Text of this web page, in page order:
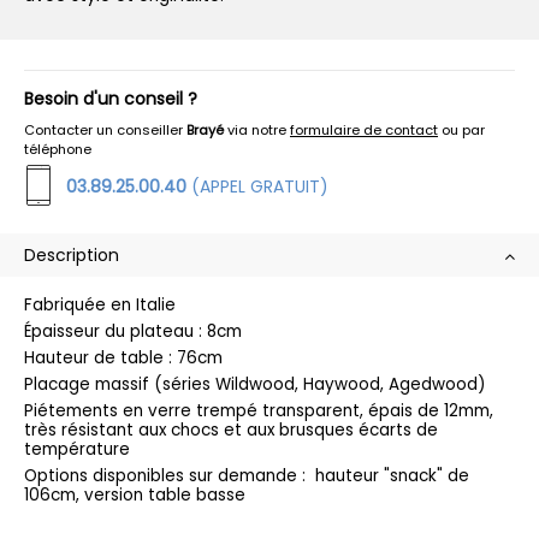
Besoin d'un conseil ?
Contacter un conseillerBrayévia notreformulaire de contact ou par
téléphone
03.89.25.00.40 (APPEL GRATUIT)
Description
Fabriquée en Italie
Épaisseur du plateau : 8cm
Hauteur de table : 76cm
Placage massif (séries Wildwood, Haywood, Agedwood)
Piétements en verre trempé transparent, épais de 12mm,
très résistant aux chocs et aux brusques écarts de
température
Options disponibles sur demande : hauteur "snack" de
106cm, version table basse